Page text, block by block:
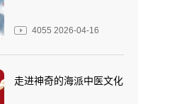
4055 2026-04-16
走进神奇的海派中医文化